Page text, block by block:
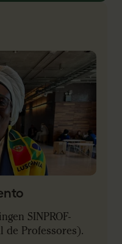
SINPROF-
de Professores).